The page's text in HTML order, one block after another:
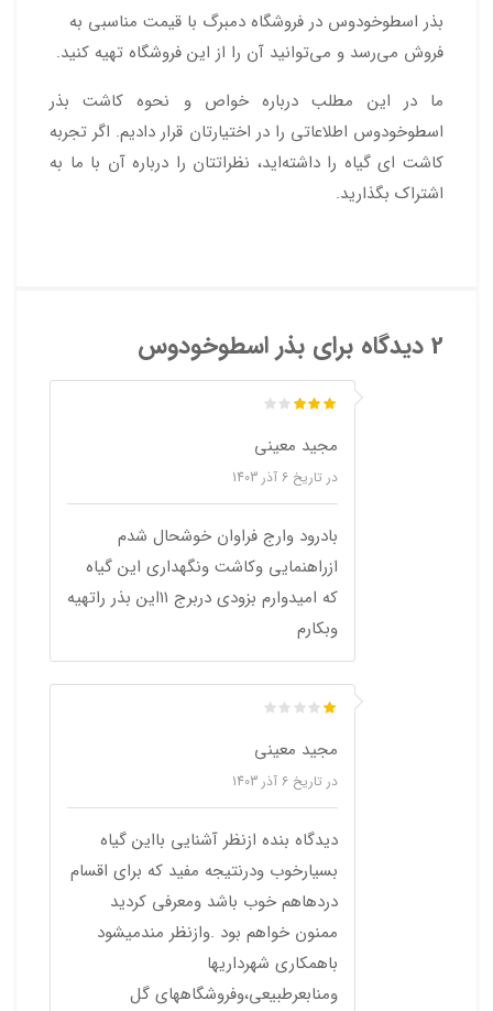
بذر اسطوخودوس در فروشگاه دمبرگ با قیمت مناسبی به
فروش می‌رسد و می‌توانید آن را از این فروشگاه تهیه کنید.
ما در این مطلب درباره خواص و نحوه کاشت بذر
اسطوخودوس اطلاعاتی را در اختیارتان قرار دادیم. اگر تجربه
کاشت ای گیاه را داشته‌اید، نظراتتان را درباره آن با ما به
اشتراک بگذارید.
2 دیدگاه برای بذر اسطوخودوس
مجید معینی
در تاریخ 6 آذر 1403
بادرود وارج فراوان خوشحال شدم
ازراهنمایی وکاشت ونگهداری این گیاه
که امیدوارم بزودی دربرج ۱۱این بذر راتهیه
وبکارم
مجید معینی
در تاریخ 6 آذر 1403
دیدگاه بنده ازنظر آشنایی بااین گیاه
بسیارخوب ودرنتیجه مفید که برای اقسام
دردهاهم خوب باشد ومعرفی کردید
ممنون خواهم بود .وازنظر مندمیشود
باهمکاری شهرداریها
ومنابعرطبیعی،وفروشگاههای گل